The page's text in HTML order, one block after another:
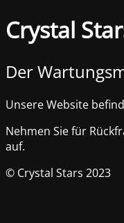
Crystal
Der
Unsere Website
Nehmen Sie für
auf.
© Crystal Stars 2023